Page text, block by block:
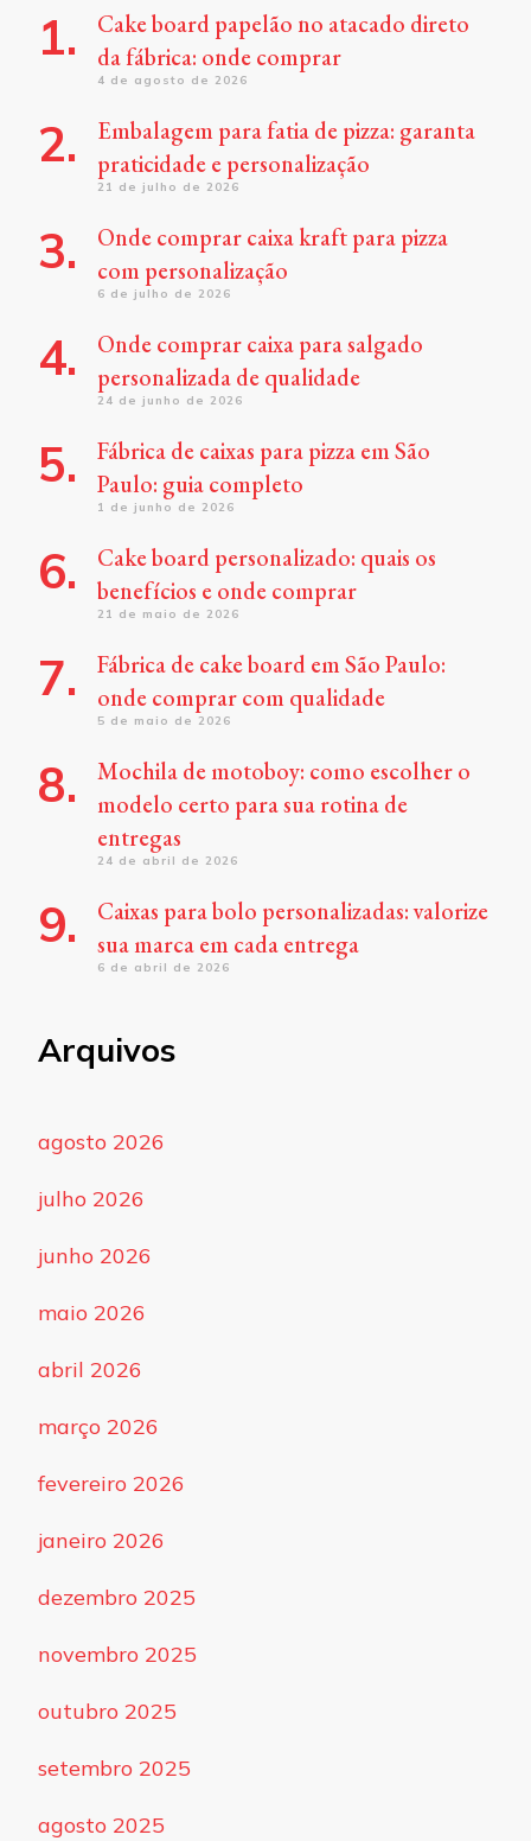
Cake board papelão no atacado direto
da fábrica: onde comprar
4 de agosto de 2026
Embalagem para fatia de pizza: garanta
praticidade e personalização
21 de julho de 2026
Onde comprar caixa kraft para pizza
com personalização
6 de julho de 2026
Onde comprar caixa para salgado
personalizada de qualidade
24 de junho de 2026
Fábrica de caixas para pizza em São
Paulo: guia completo
1 de junho de 2026
Cake board personalizado: quais os
benefícios e onde comprar
21 de maio de 2026
Fábrica de cake board em São Paulo:
onde comprar com qualidade
5 de maio de 2026
Mochila de motoboy: como escolher o
modelo certo para sua rotina de
entregas
24 de abril de 2026
Caixas para bolo personalizadas: valorize
sua marca em cada entrega
6 de abril de 2026
Arquivos
agosto 2026
julho 2026
junho 2026
maio 2026
abril 2026
março 2026
fevereiro 2026
janeiro 2026
dezembro 2025
novembro 2025
outubro 2025
setembro 2025
agosto 2025